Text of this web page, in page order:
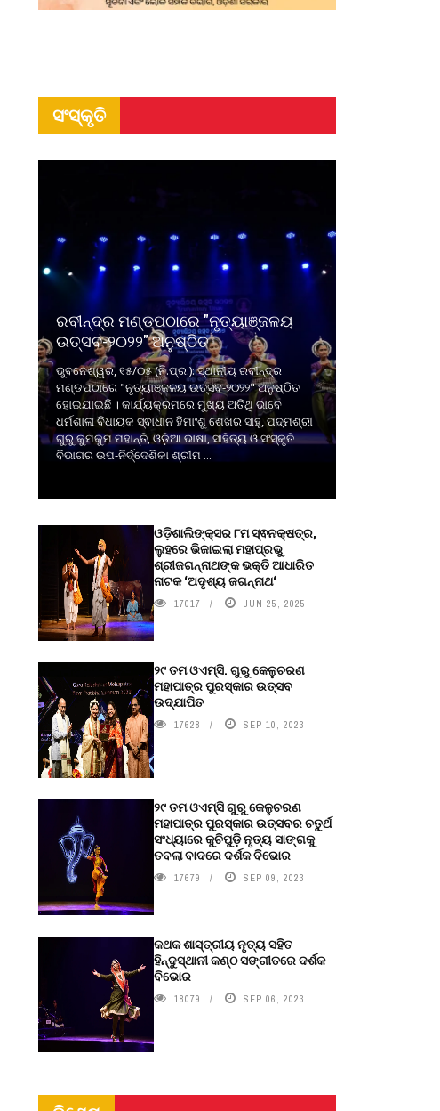
ସଂସ୍କୃତି
ରବୀନ୍ଦ୍ର ମଣ୍ଡପଠାରେ "ନୃତ୍ୟାଞ୍ଜଳୟ
ଉତ୍ସବ-୨୦୨୨" ଅନୁଷ୍ଠିତ
ଭୁବନେଶ୍ୱର, ୧୫/୦୫ (ନି.ପ୍ର.): ସ୍ଥାନୀୟ ରବୀନ୍ଦ୍ର
ମଣ୍ଡପଠାରେ "ନୃତ୍ୟାଞ୍ଜଳୟ ଉତ୍ସବ-୨୦୨୨" ଅନୁଷ୍ଠିତ
ହୋଇଯାଇଛି । କାର୍ଯ୍ୟକ୍ରମରେ ମୁଖ୍ୟ ଅତିଥି ଭାବେ
ଧର୍ମଶାଳା ବିଧାୟକ ସ୍ଵାଧୀନ ହିମାଂଶୁ ଶେଖର ସାହୁ, ପଦ୍ମଶ୍ରୀ
ଗୁରୁ କୁମକୁମ ମହାନ୍ତି, ଓଡ଼ିଆ ଭାଷା, ସାହିତ୍ୟ ଓ ସଂସ୍କୃତି
ବିଭାଗର ଉପ-ନିର୍ଦ୍ଦେଶିକା ଶ୍ରୀମ ...
ଓଡ଼ିଶାଲିଙ୍କ୍ସର ୮ମ ସ୍ଵନକ୍ଷତ୍ର,
ଲୁହରେ ଭିଜାଇଲା ମହାପ୍ରଭୁ
ଶ୍ରୀଜଗନ୍ନାଥଙ୍କ ଭକ୍ତି ଆଧାରିତ
ନାଟକ ‘ଅଦୃଶ୍ୟ ଜଗନ୍ନାଥ‘
17017 JUN 25, 2025
୨୯ ତମ ଓଏମ୍‌ସି. ଗୁରୁ କେଳୁଚରଣ
ମହାପାତ୍ର ପୁରସ୍କାର ଉତ୍ସବ
ଉଦ୍‍ଯାପିତ
17628 SEP 10, 2023
୨୯ ତମ ଓଏମ୍‌ସି ଗୁରୁ କେଳୁଚରଣ
ମହାପାତ୍ର ପୁରସ୍କାର ଉତ୍ସବର ଚତୁର୍ଥ
ସଂଧ୍ୟାରେ କୁଚିପୁଡ଼ି ନୃତ୍ୟ ସାଙ୍ଗକୁ
ତବଲା ବାଦରେ ଦର୍ଶକ ବିଭୋର
17679 SEP 09, 2023
କଥକ ଶାସ୍ତ୍ରୀୟ ନୃତ୍ୟ ସହିତ
ହିନ୍ଦୁସ୍ଥାନୀ କଣ୍ଠ ସଙ୍ଗୀତରେ ଦର୍ଶକ
ବିଭୋର
18079 SEP 06, 2023